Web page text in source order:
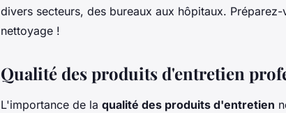
divers secteurs, des bureaux aux hôpitaux.
nettoyage !
Qualité des produits d'entretien
L'importance de la qualité des produits d'entretien